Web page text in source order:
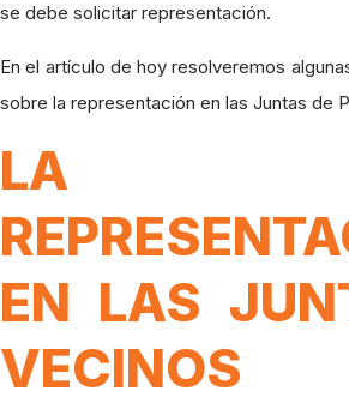
se debe solicitar representación.
En el artículo de hoy resolveremos
sobre la representación en las Juntas de
LA
EN LAS
VECINOS